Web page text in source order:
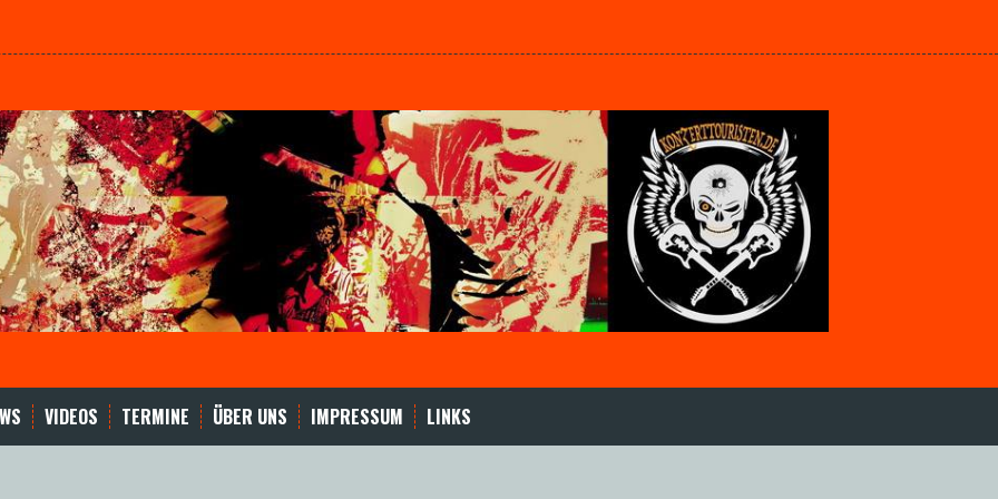
VIDEOS TERMINE ÜBER UNS IMPRESSUM LINKS